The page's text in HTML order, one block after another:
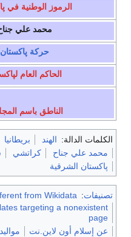
الرموز الوطنية في
محمد علي
حركة پاكستان
الحاكم العام
الناطق باسم
الكلمات الدالة: الهند بريطانيا
محمد علي جناح
كراتشي
پاكستان الشرقية
تصنيفات:
from Wikidata
targeting a nonexistent
page
عن إسلام أون لاين.نت
مواليد 1876